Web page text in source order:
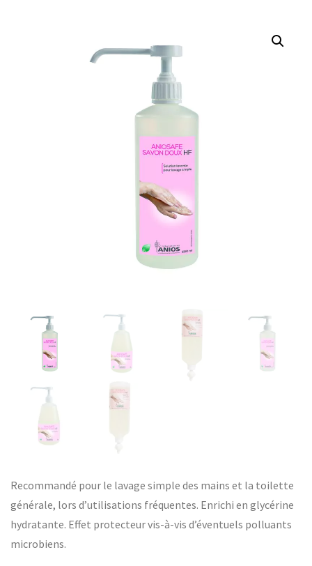
Recommandé pour le lavage simple des mains et la toilette
générale, lors d’utilisations fréquentes. Enrichi en glycérine
hydratante. Effet protecteur vis-à-vis d’éventuels polluants
microbiens.